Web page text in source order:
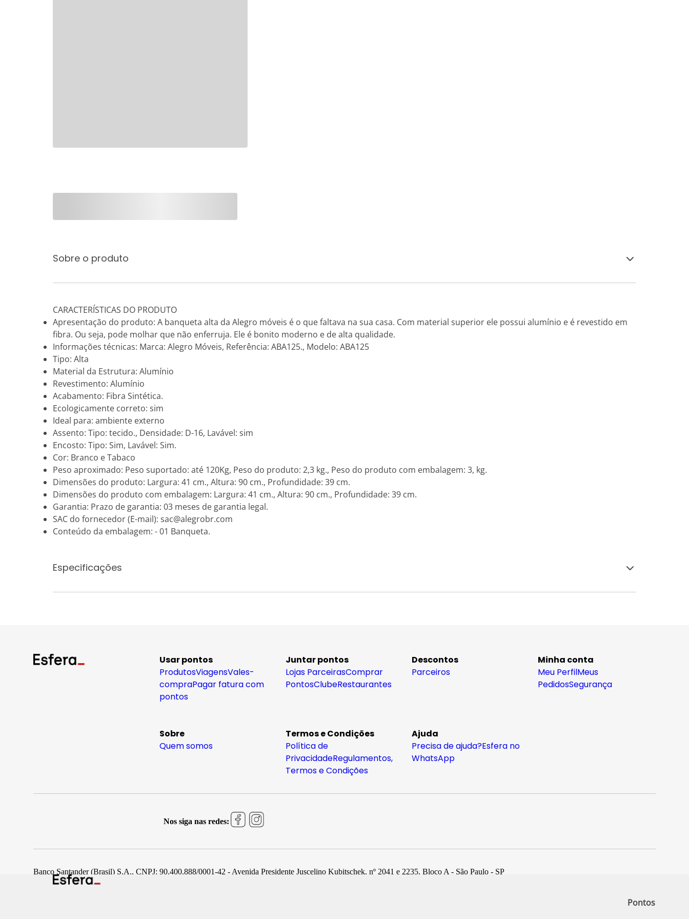
Pontos
Sobre o produto
CARACTERÍSTICAS DO PRODUTO
Apresentação do produto: A banqueta alta da Alegro móveis é o que faltava na sua casa. Com material superior ele possui alumínio e é revestido em
fibra. Ou seja, pode molhar que não enferruja. Ele é bonito moderno e de alta qualidade.
Informações técnicas: Marca: Alegro Móveis, Referência: ABA125., Modelo: ABA125
Tipo: Alta
Material da Estrutura: Alumínio
Revestimento: Alumínio
Acabamento: Fibra Sintética.
Ecologicamente correto: sim
Ideal para: ambiente externo
Assento: Tipo: tecido., Densidade: D-16, Lavável: sim
Encosto: Tipo: Sim, Lavável: Sim.
Cor: Branco e Tabaco
Peso aproximado: Peso suportado: até 120Kg, Peso do produto: 2,3 kg., Peso do produto com embalagem: 3, kg.
Dimensões do produto: Largura: 41 cm., Altura: 90 cm., Profundidade: 39 cm.
Dimensões do produto com embalagem: Largura: 41 cm., Altura: 90 cm., Profundidade: 39 cm.
Garantia: Prazo de garantia: 03 meses de garantia legal.
SAC do fornecedor (E-mail): sac@alegrobr.com
Conteúdo da embalagem: - 01 Banqueta.
Especificações
Usar pontos
ProdutosViagensVales-
compraPagar fatura com
pontos
Juntar pontos
Lojas ParceirasComprar
PontosClubeRestaurantes
Descontos
Parceiros
Minha conta
Meu PerfilMeus
PedidosSegurança
Sobre
Quem somos
Termos e Condições
Política de
PrivacidadeRegulamentos,
Termos e Condições
Ajuda
Precisa de ajuda?Esfera no
WhatsApp
Nos siga nas redes:
Banco Santander (Brasil) S.A., CNPJ: 90.400.888/0001-42 - Avenida Presidente Juscelino Kubitschek, nº 2041 e 2235, Bloco A - São Paulo - SP